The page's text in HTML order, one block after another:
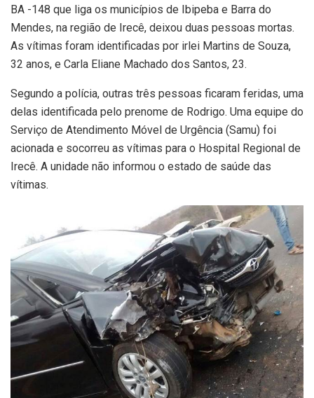
BA -148 que liga os municípios de Ibipeba e Barra do
Mendes, na região de Irecê, deixou duas pessoas mortas.
As vítimas foram identificadas por irlei Martins de Souza,
32 anos, e Carla Eliane Machado dos Santos, 23.
Segundo a polícia, outras três pessoas ficaram feridas, uma
delas identificada pelo prenome de Rodrigo. Uma equipe do
Serviço de Atendimento Móvel de Urgência (Samu) foi
acionada e socorreu as vítimas para o Hospital Regional de
Irecê. A unidade não informou o estado de saúde das
vítimas.